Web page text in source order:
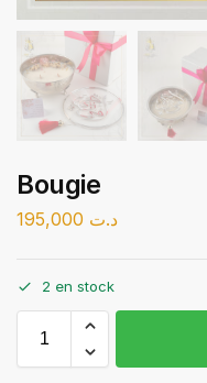
Bougie
د.ت
2 en stock